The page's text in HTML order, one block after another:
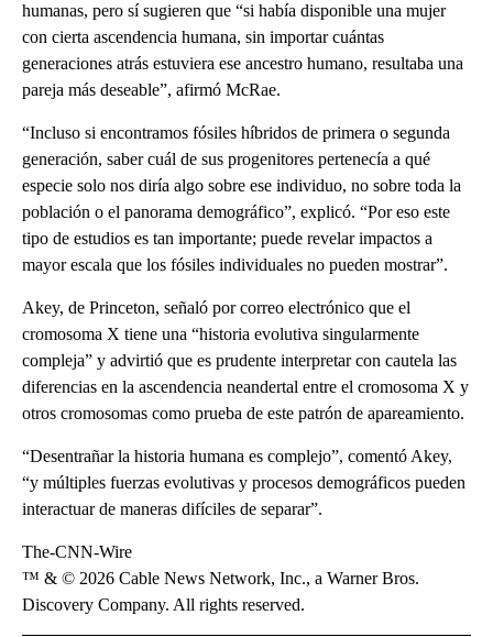
humanas, pero sí sugieren que “si había disponible una mujer
con cierta ascendencia humana, sin importar cuántas
generaciones atrás estuviera ese ancestro humano, resultaba una
pareja más deseable”, afirmó McRae.
“Incluso si encontramos fósiles híbridos de primera o segunda
generación, saber cuál de sus progenitores pertenecía a qué
especie solo nos diría algo sobre ese individuo, no sobre toda la
población o el panorama demográfico”, explicó. “Por eso este
tipo de estudios es tan importante; puede revelar impactos a
mayor escala que los fósiles individuales no pueden mostrar”.
Akey, de Princeton, señaló por correo electrónico que el
cromosoma X tiene una “historia evolutiva singularmente
compleja” y advirtió que es prudente interpretar con cautela las
diferencias en la ascendencia neandertal entre el cromosoma X y
otros cromosomas como prueba de este patrón de apareamiento.
“Desentrañar la historia humana es complejo”, comentó Akey,
“y múltiples fuerzas evolutivas y procesos demográficos pueden
interactuar de maneras difíciles de separar”.
The-CNN-Wire
™ & © 2026 Cable News Network, Inc., a Warner Bros.
Discovery Company. All rights reserved.